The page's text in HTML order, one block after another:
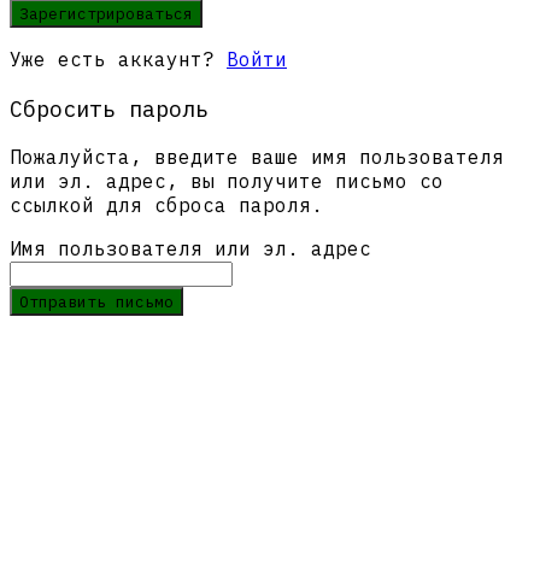
Зарегистрироваться
Уже есть аккаунт? Войти
Сбросить пароль
Пожалуйста, введите ваше имя пользователя
или эл. адрес, вы получите письмо со
ссылкой для сброса пароля.
Имя пользователя или эл. адрес
Отправить письмо